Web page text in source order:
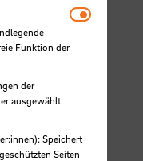
MINT
Funktion der
der
ausgewählt
Speichert
Seiten